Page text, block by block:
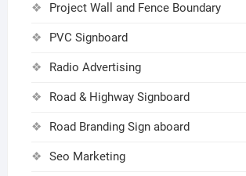
Project Wall and Fence Boundary
PVC Signboard
Radio Advertising
Road & Highway Signboard
Road Branding Sign aboard
Seo Marketing